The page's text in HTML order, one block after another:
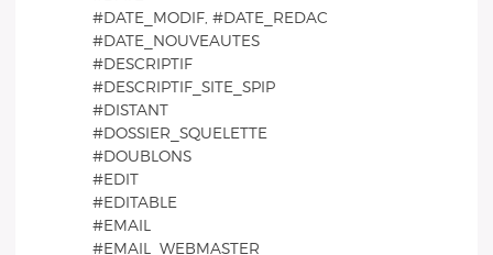
#DATE_MODIF, #DATE_REDAC
#DATE_NOUVEAUTES
#DESCRIPTIF
#DESCRIPTIF_SITE_SPIP
#DISTANT
#DOSSIER_SQUELETTE
#DOUBLONS
#EDIT
#EDITABLE
#EMAIL
#EMAIL_WEBMASTER